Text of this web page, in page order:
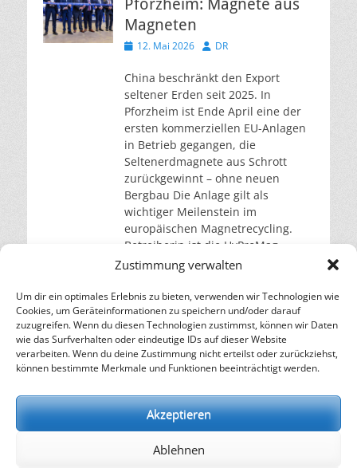
Zustimmung verwalten
Um dir ein optimales Erlebnis zu bieten, verwenden wir Technologien wie
Cookies, um Geräteinformationen zu speichern und/oder darauf
zuzugreifen. Wenn du diesen Technologien zustimmst, können wir Daten
wie das Surfverhalten oder eindeutige IDs auf dieser Website
verarbeiten. Wenn du deine Zustimmung nicht erteilst oder zurückziehst,
können bestimmte Merkmale und Funktionen beeinträchtigt werden.
Akzeptieren
Ablehnen
Pforzheim: Magnete aus
Magneten
Veröffentlicht
12. Mai 2026 Autor
DR
China beschränkt den Export
seltener Erden seit 2025. In
Pforzheim ist Ende April eine der
ersten kommerziellen EU-Anlagen
in Betrieb gegangen, die
Seltenerdmagnete aus Schrott
zurückgewinnt – ohne neuen
Bergbau Die Anlage gilt als
wichtiger Meilenstein im
europäischen Magnetrecycling.
Betreiberin ist die HyProMag
GmbH, eine Ausgründung der
industriellen Maßstab hat sie
weiterlesen…
– Energie für die Zukunft –
Nachhaltigkeit, Kreislaufwirtschaft,
Erneuerbare Energien, Klimawandel und Energiewende.